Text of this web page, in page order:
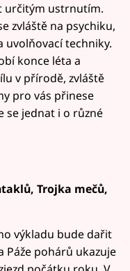
určitým ustrnutím.
zvláště na psychiku,
uvolňovací techniky.
konce léta a
v přírodě, zvláště
pro vás přinese
se jednat i o různé
Trojka mečů,
výkladu bude dařit
Páže pohárů ukazuje